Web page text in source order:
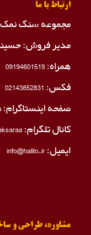
ارتباط با ما
مجموعه سنگ
مدیر فروش:
همراه:09194601519
فکس:02143852831
صفحه اینستاگرام:
کانال تلگرام:
ایمیل: info@halito.ir
مشاوره، طراحی و